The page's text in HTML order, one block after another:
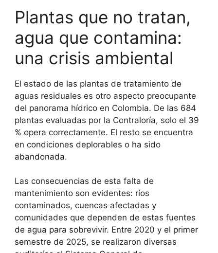
Plantas que no tratan,
agua que contamina:
una crisis ambiental
El estado de las plantas de tratamiento de
aguas residuales es otro aspecto preocupante
del panorama hídrico en Colombia. De las 684
plantas evaluadas por la Contraloría, solo el 39
% opera correctamente. El resto se encuentra
en condiciones deplorables o ha sido
abandonada.
Las consecuencias de esta falta de
mantenimiento son evidentes: ríos
contaminados, cuencas afectadas y
comunidades que dependen de estas fuentes
de agua para sobrevivir. Entre 2020 y el primer
semestre de 2025, se realizaron diversas